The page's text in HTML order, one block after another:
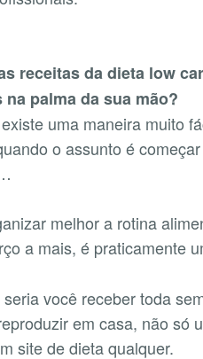
receitas da dieta low
palma da sua mão?
uma maneira muito
o assunto é
melhor a rotina
a mais, é praticamente
você receber toda
em casa, não só
site de dieta qualquer.